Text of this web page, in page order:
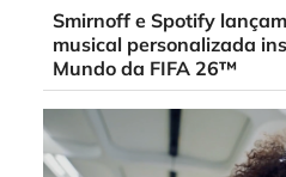
Smirnoff e Spotify
musical personalizada
Mundo da FIFA 26™